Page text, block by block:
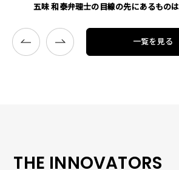
五味 和泰弁理士の目線の先にあるものは
一覧を見る
THE INNOVATORS